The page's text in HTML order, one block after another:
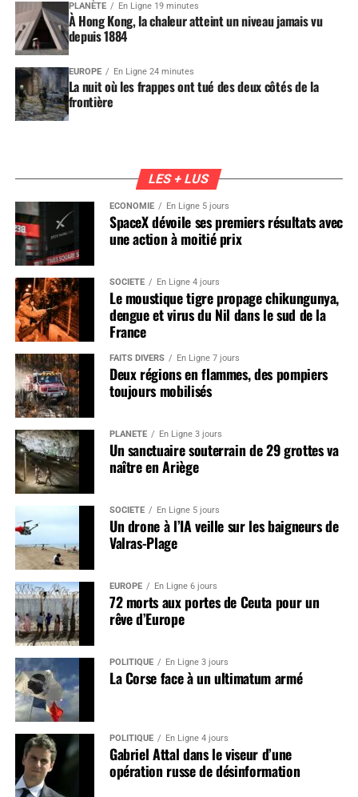
PLANÈTE En Ligne 19 minutes
À Hong Kong, la chaleur atteint un niveau jamais vu
depuis 1884
EUROPE En Ligne 24 minutes
La nuit où les frappes ont tué des deux côtés de la
frontière
LES + LUS
ÉCONOMIE En Ligne 5 jours
SpaceX dévoile ses premiers résultats avec
une action à moitié prix
SOCIÉTÉ En Ligne 4 jours
Le moustique tigre propage chikungunya,
dengue et virus du Nil dans le sud de la
France
FAITS DIVERS En Ligne 7 jours
Deux régions en flammes, des pompiers
toujours mobilisés
PLANÈTE En Ligne 3 jours
Un sanctuaire souterrain de 29 grottes va
naître en Ariège
SOCIÉTÉ En Ligne 5 jours
Un drone à l’IA veille sur les baigneurs de
Valras-Plage
EUROPE En Ligne 6 jours
72 morts aux portes de Ceuta pour un
rêve d’Europe
POLITIQUE En Ligne 3 jours
La Corse face à un ultimatum armé
POLITIQUE En Ligne 4 jours
Gabriel Attal dans le viseur d’une
opération russe de désinformation